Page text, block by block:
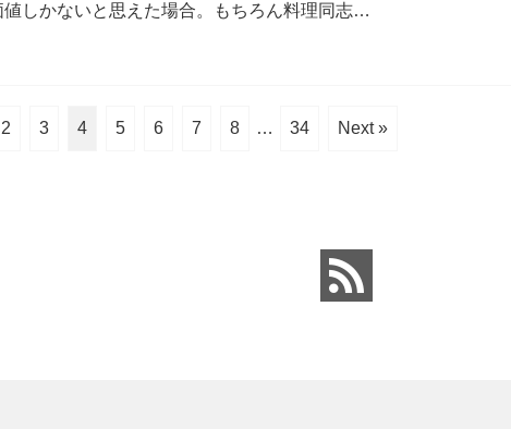
しかないと思えた場合。もちろん料理同志…
2 3 4 5 6 7 8 … 34 Next »